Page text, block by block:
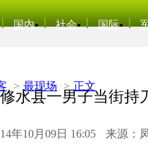
国内 社会 国际
> 最现场 > 正文
水县一男子当街持
年10月09日 16:05 来源：